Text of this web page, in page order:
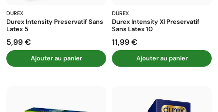
DUREX
Durex Intensity Preservatif Sans
Latex 5
Prix
5,99 €
Ajouter au panier
DUREX
Durex Intensity Xl Preservatif
Sans Latex 10
Prix
11,99 €
Ajouter au panier